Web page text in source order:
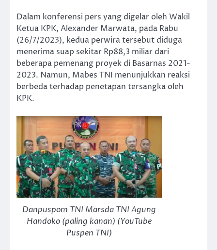
Dalam konferensi pers yang digelar oleh Wakil
Ketua KPK, Alexander Marwata, pada Rabu
(26/7/2023), kedua perwira tersebut diduga
menerima suap sekitar Rp88,3 miliar dari
beberapa pemenang proyek di Basarnas 2021-
2023. Namun, Mabes TNI menunjukkan reaksi
berbeda terhadap penetapan tersangka oleh
KPK.
Danpuspom TNI Marsda TNI Agung
Handoko (paling kanan) (YouTube
Puspen TNI)